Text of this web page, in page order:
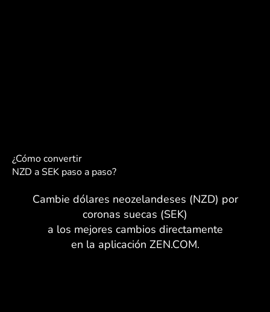
¿Cómo convertir
NZD a SEK paso a paso?
Cambie dólares neozelandeses (NZD) por
coronas suecas (SEK)
a los mejores cambios directamente
en la aplicación ZEN.COM.